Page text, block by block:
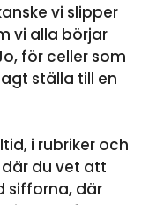
vi slipper
vi alla börjar
för celler som
ställa till en
i rubriker och
du vet att
sifforna, där